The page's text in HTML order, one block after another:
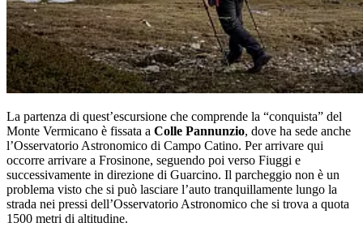
La partenza di quest’escursione che comprende la “conquista” del
Monte Vermicano è fissata a Colle Pannunzio, dove ha sede anche
l’Osservatorio Astronomico di Campo Catino. Per arrivare qui
occorre arrivare a Frosinone, seguendo poi verso Fiuggi e
successivamente in direzione di Guarcino. Il parcheggio non è un
problema visto che si può lasciare l’auto tranquillamente lungo la
strada nei pressi dell’Osservatorio Astronomico che si trova a quota
1500 metri di altitudine.